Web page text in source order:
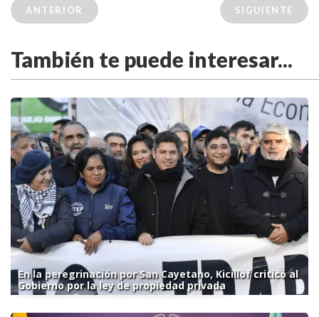
ANTERIOR SIGUIENTE
También te puede interesar...
En la peregrinación por San Cayetano, Kicillof criticó al
Gobierno por la ley de propiedad privada